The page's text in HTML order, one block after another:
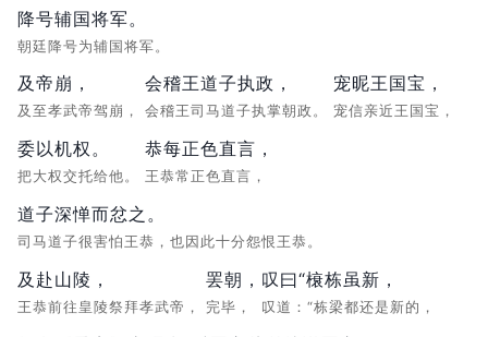
降号辅国将军。
朝廷降号为辅国将军。
及帝崩，
及至孝武帝驾崩，
会稽王道子执政，
会稽王司马道子执掌朝政。
宠昵王国宝，
宠信亲近王国宝，
委以机权。
把大权交托给他。
恭每正色直言，
王恭常正色直言，
道子深惮而忿之。
司马道子很害怕王恭，也因此十分怨恨王恭。
及赴山陵，
王恭前往皇陵祭拜孝武帝，
罢朝，
完毕，
叹曰“榱栋虽新，
叹道：“栋梁都还是新的，